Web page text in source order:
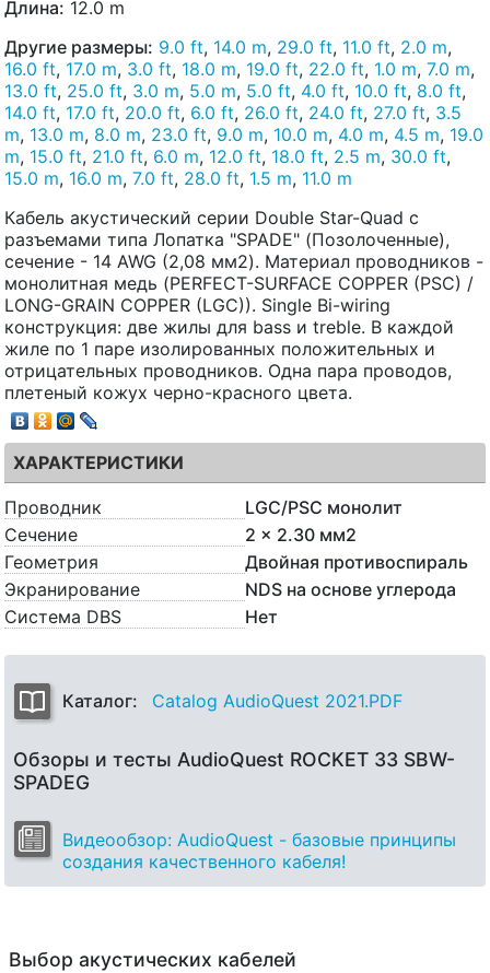
Длина: 12.0 m
Другие размеры: 9.0 ft, 14.0 m, 29.0 ft, 11.0 ft, 2.0 m,
16.0 ft, 17.0 m, 3.0 ft, 18.0 m, 19.0 ft, 22.0 ft, 1.0 m, 7.0 m,
13.0 ft, 25.0 ft, 3.0 m, 5.0 m, 5.0 ft, 4.0 ft, 10.0 ft, 8.0 ft,
14.0 ft, 17.0 ft, 20.0 ft, 6.0 ft, 26.0 ft, 24.0 ft, 27.0 ft, 3.5
m, 13.0 m, 8.0 m, 23.0 ft, 9.0 m, 10.0 m, 4.0 m, 4.5 m, 19.0
m, 15.0 ft, 21.0 ft, 6.0 m, 12.0 ft, 18.0 ft, 2.5 m, 30.0 ft,
15.0 m, 16.0 m, 7.0 ft, 28.0 ft, 1.5 m, 11.0 m
Кабель акустический серии Double Star-Quad с
разъемами типа Лопатка "SPADE" (Позолоченные),
сечение - 14 AWG (2,08 мм2). Материал проводников -
монолитная медь (PERFECT-SURFACE COPPER (PSC) /
LONG-GRAIN COPPER (LGC)). Single Bi-wiring
конструкция: две жилы для bass и treble. В каждой
жиле по 1 паре изолированных положительных и
отрицательных проводников. Одна пара проводов,
плетеный кожух черно-красного цвета.
ХАРАКТЕРИСТИКИ
Проводник
LGC/PSC монолит
Сечение
2 x 2.30 мм2
Геометрия
Двойная противоспираль
Экранирование
NDS на основе углерода
Система DBS
Нет
Каталог: Catalog AudioQuest 2021.PDF
Обзоры и тесты AudioQuest ROCKET 33 SBW-
SPADEG
Видеообзор: AudioQuest - базовые принципы
создания качественного кабеля!
Выбор акустических кабелей